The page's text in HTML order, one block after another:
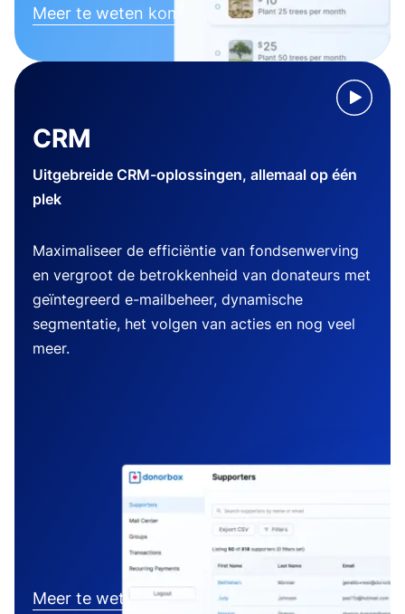
Meer te weten komen
CRM
Uitgebreide CRM-oplossingen, allemaal op één
plek
Maximaliseer de efficiëntie van fondsenwerving
en vergroot de betrokkenheid van donateurs met
geïntegreerd e-mailbeheer, dynamische
segmentatie, het volgen van acties en nog veel
meer.
Meer te weten komen